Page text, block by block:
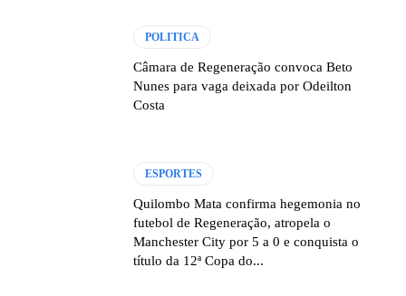
POLITICA
Câmara de Regeneração convoca Beto
Nunes para vaga deixada por Odeilton
Costa
ESPORTES
Quilombo Mata confirma hegemonia no
futebol de Regeneração, atropela o
Manchester City por 5 a 0 e conquista o
título da 12ª Copa do...